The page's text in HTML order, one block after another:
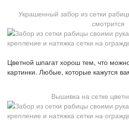
Украшенный забор из сетки
смотрится
Цветной шпагат хорош тем, что
картинки. Любые, которые кажутся
Вышивка на сетке